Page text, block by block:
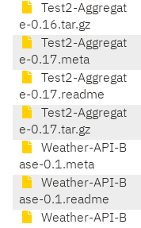
Test2-Aggregat
e-0.16.tar.gz
Test2-Aggregat
e-0.17.meta
Test2-Aggregat
e-0.17.readme
Test2-Aggregat
e-0.17.tar.gz
Weather-API-B
ase-0.1.meta
Weather-API-B
ase-0.1.readme
Weather-API-B